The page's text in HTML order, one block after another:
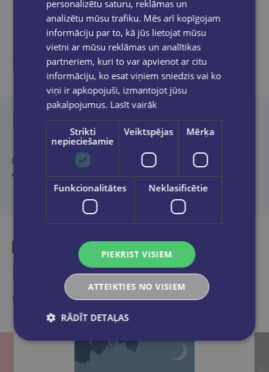
Produkta apraksts
No krievu valodas tulkojuši Gundega Blumberga un
Āboliņš
Līdzīgas preces
Ieskaties, varbūt noder
personalizētu saturu, reklāmas un
analizētu mūsu trafiku. Mēs arī kopīgojam
informāciju par to, kā jūs lietojat mūsu
vietni ar mūsu reklāmas un analītikas
partneriem, kuri to var apvienot ar citu
informāciju, ko esat viņiem sniedzis vai ko
viņi ir apkopojuši, izmantojot jūsu
pakalpojumus. Lasīt vairāk
Strikti
nepieciešamie
Veiktspējas Mērķa
Funkcionalitātes Neklasificētie
PIEKRIST VISIEM
ATTEIKTIES NO VISIEM
RĀDĪT DETAĻAS